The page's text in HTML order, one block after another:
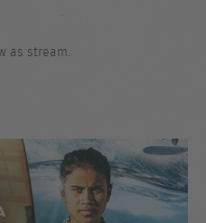
as stream.